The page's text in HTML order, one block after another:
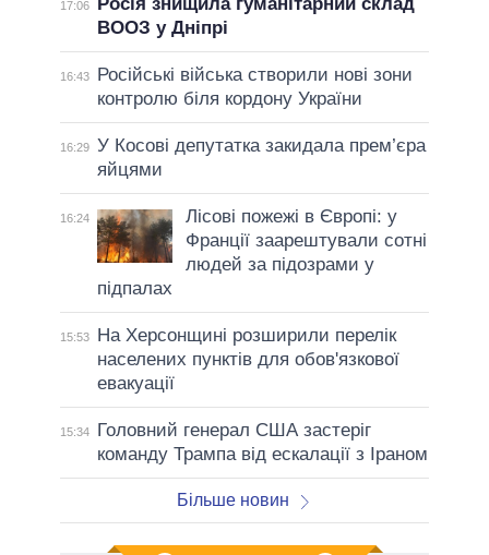
17:06
ВООЗ у Дніпрі
16:43
Російські війська створили нові зони
контролю біля кордону України
16:29 У Косові депутатка закидала прем’єра
яйцями
16:24
Лісові пожежі в Європі: у
Франції заарештували сотні
людей за підозрами у
підпалах
15:53
На Херсонщині розширили перелік
населених пунктів для обов'язкової
евакуації
15:34
Головний генерал США застеріг
команду Трампа від ескалації з Іраном
Більше новин